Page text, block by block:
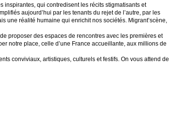
inspirantes, qui contredisent les récits stigmatisants et
aujourd’hui par les tenants du rejet de l’autre, par les
une réalité humaine qui enrichit nos sociétés. Migrant’scène,
proposer des espaces de rencontres avec les premières et
notre place, celle d’une France accueillante, aux millions de
conviviaux, artistiques, culturels et festifs. On vous attend de